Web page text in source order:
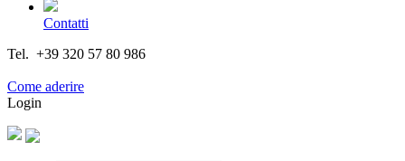
Contatti
Tel. +39 320 57 80 986
Come aderire
Login